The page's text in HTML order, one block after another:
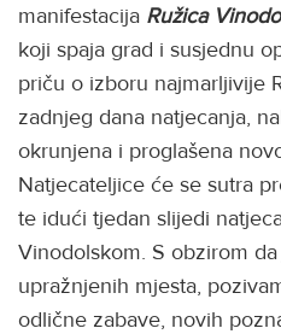
manifestacija Ružica
koji spaja grad i susjednu
priču o izboru najmarljivije
zadnjeg dana natjecanja,
okrunjena i proglašena
Natjecateljice će se sutra
te idući tjedan slijedi
Vinodolskom. S obzirom
upražnjenih mjesta,
odlične zabave, novih